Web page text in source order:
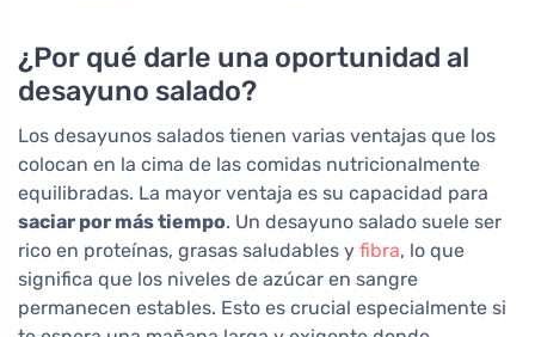
¿Por qué darle una oportunidad al
desayuno salado?
Los desayunos salados tienen varias ventajas que los
colocan en la cima de las comidas nutricionalmente
equilibradas. La mayor ventaja es su capacidad para
saciar por más tiempo. Un desayuno salado suele ser
rico en proteínas, grasas saludables y fibra, lo que
significa que los niveles de azúcar en sangre
permanecen estables. Esto es crucial especialmente si